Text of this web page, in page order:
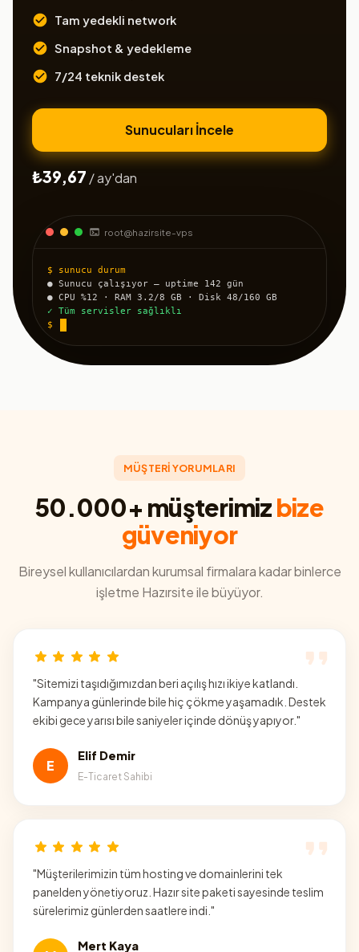
root@hazirsite-vps
$ sunucu durum
● Sunucu çalışıyor — uptime 142 gün
● CPU %12 · RAM 3.2/8 GB · Disk 48/160 GB
✓ Tüm servisler sağlıklı
$
Tam yedekli network
Snapshot & yedekleme
7/24 teknik destek
Sunucuları İncele
₺39,67 / ay'dan
MÜŞTERİ YORUMLARI
50.000+ müşterimizbize
güveniyor
Bireysel kullanıcılardan kurumsal firmalara kadar binlerce
işletme Hazırsite ile büyüyor.
"Sitemizi taşıdığımızdan beri açılış hızı ikiye katlandı.
Kampanya günlerinde bile hiç çökme yaşamadık. Destek
ekibi gece yarısı bile saniyeler içinde dönüş yapıyor."
E
Elif Demir
E-Ticaret Sahibi
"Müşterilerimizin tüm hosting ve domainlerini tek
panelden yönetiyoruz. Hazır site paketi sayesinde teslim
sürelerimiz günlerden saatlere indi. "
Mert Kaya